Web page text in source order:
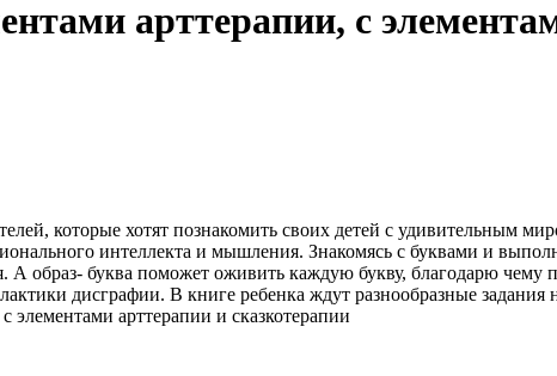
арттерапии, с
которые хотят познакомить своих детей с удивительным
интеллекта и мышления. Знакомясь с буквами и
А образ- буква поможет оживить каждую букву, благодарю чему
дисграфии. В книге ребенка ждут разнообразные задания
арттерапии и сказкотерапии